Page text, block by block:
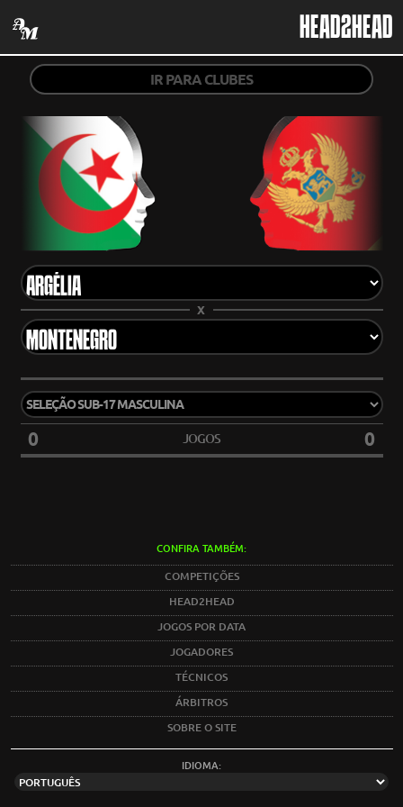
HEAD2HEAD
IR PARA CLUBES
X
0 JOGOS 0
CONFIRA TAMBÉM:
COMPETIÇÕES
HEAD2HEAD
JOGOS POR DATA
JOGADORES
TÉCNICOS
ÁRBITROS
SOBRE O SITE
IDIOMA: